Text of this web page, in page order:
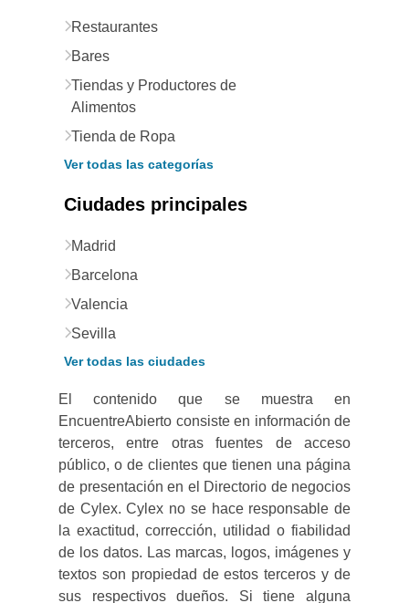
Restaurantes
Bares
Tiendas y Productores de
Alimentos
Tienda de Ropa
Ver todas las categorías
Ciudades principales
Madrid
Barcelona
Valencia
Sevilla
Ver todas las ciudades
El contenido que se muestra en
EncuentreAbierto consiste en información de
terceros, entre otras fuentes de acceso
público, o de clientes que tienen una página
de presentación en el Directorio de negocios
de Cylex. Cylex no se hace responsable de
la exactitud, corrección, utilidad o fiabilidad
de los datos. Las marcas, logos, imágenes y
textos son propiedad de estos terceros y de
sus respectivos dueños. Si tiene alguna